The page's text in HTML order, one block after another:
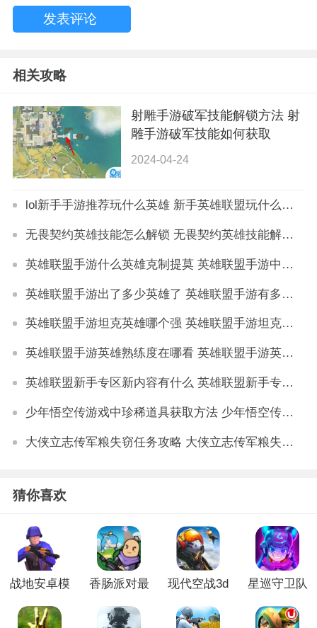
相关攻略
射雕手游破军技能解锁方法 射
雕手游破军技能如何获取
2024-04-24
lol新手手游推荐玩什么英雄 新手英雄联盟玩什么英雄
无畏契约英雄技能怎么解锁 无畏契约英雄技能解锁攻略
英雄联盟手游什么英雄克制提莫 英雄联盟手游中克制提莫的英雄有哪些
英雄联盟手游出了多少英雄了 英雄联盟手游有多少个英雄最新
英雄联盟手游坦克英雄哪个强 英雄联盟手游坦克英雄选择推荐
英雄联盟手游英雄熟练度在哪看 英雄联盟手游英雄熟练度查看方法
英雄联盟新手专区新内容有什么 英雄联盟新手专区新内容详解
少年悟空传游戏中珍稀道具获取方法 少年悟空传游戏珍稀道具如何获取
大侠立志传军粮失窃任务攻略 大侠立志传军粮失窃任务如何做
猜你喜欢
战地安卓模
香肠派对最
现代空战3d
星巡守卫队